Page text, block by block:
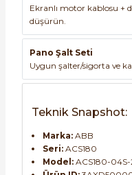
Ekranlı motor kablosu +
düşürün.
Pano Şalt Seti
Uygun şalter/sigorta ve
Teknik Snapshot:
Marka: ABB
Seri: ACS180
Model: ACS180-